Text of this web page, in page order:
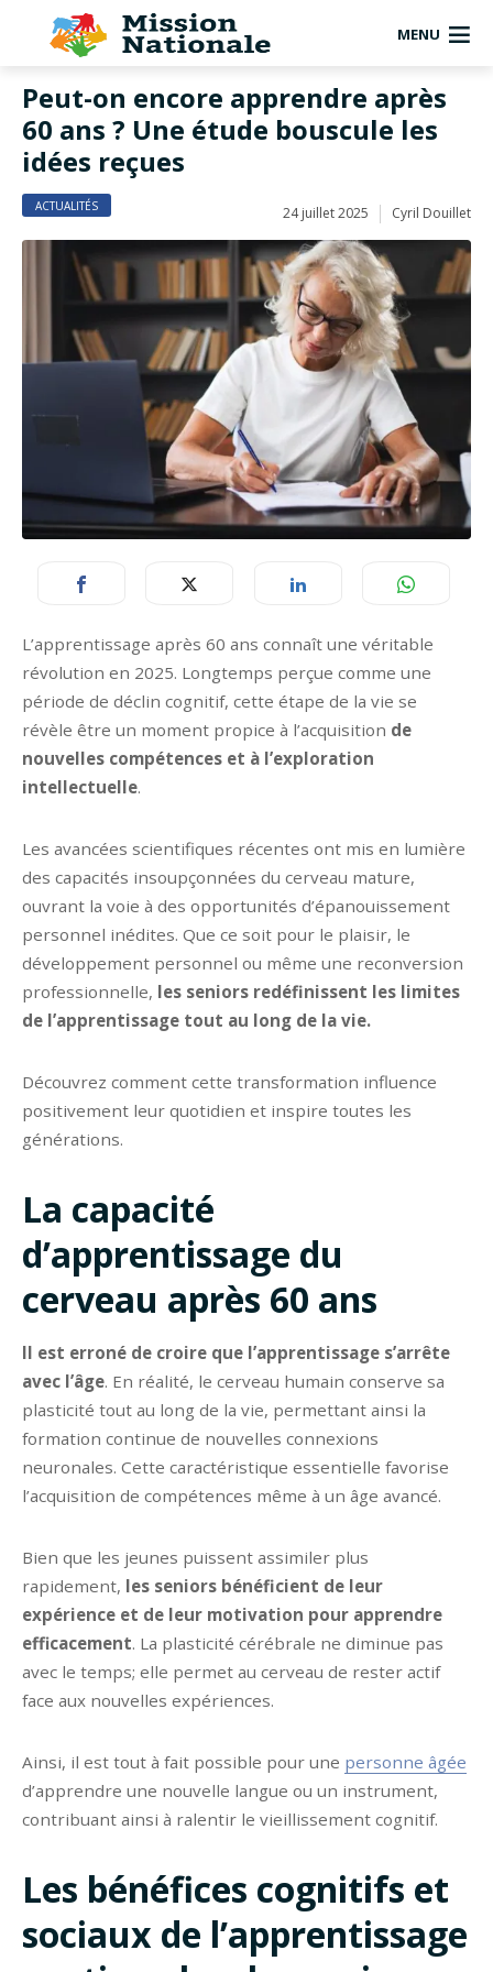
MENU
Peut-on encore apprendre après
60 ans ? Une étude bouscule les
idées reçues
ACTUALITÉS 24 juillet 2025 Cyril Douillet
L’apprentissage après 60 ans connaît une véritable
révolution en 2025. Longtemps perçue comme une
période de déclin cognitif, cette étape de la vie se
révèle être un moment propice à l’acquisition de
nouvelles compétences et à l’exploration
intellectuelle.
Les avancées scientifiques récentes ont mis en lumière
des capacités insoupçonnées du cerveau mature,
ouvrant la voie à des opportunités d’épanouissement
personnel inédites. Que ce soit pour le plaisir, le
développement personnel ou même une reconversion
professionnelle, les seniors redéfinissent les limites
de l’apprentissage tout au long de la vie.
Découvrez comment cette transformation influence
positivement leur quotidien et inspire toutes les
générations.
La capacité
d’apprentissage du
cerveau après 60 ans
Il est erroné de croire que l’apprentissage s’arrête
avec l’âge. En réalité, le cerveau humain conserve sa
plasticité tout au long de la vie, permettant ainsi la
formation continue de nouvelles connexions
neuronales. Cette caractéristique essentielle favorise
l’acquisition de compétences même à un âge avancé.
Bien que les jeunes puissent assimiler plus
rapidement, les seniors bénéficient de leur
expérience et de leur motivation pour apprendre
efficacement. La plasticité cérébrale ne diminue pas
avec le temps; elle permet au cerveau de rester actif
face aux nouvelles expériences.
Ainsi, il est tout à fait possible pour une personne âgée
d’apprendre une nouvelle langue ou un instrument,
contribuant ainsi à ralentir le vieillissement cognitif.
Les bénéfices cognitifs et
sociaux de l’apprentissage